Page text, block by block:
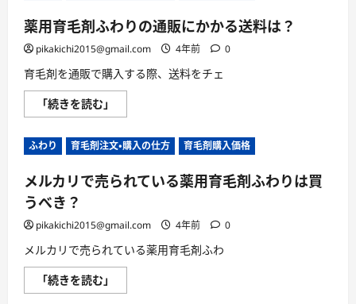
薬用育毛剤ふわりの通販にかかる送料は？
pikakichi2015@gmail.com 4年前 0
育毛剤を通販で購入する際、送料をチェ
「続きを読む」
用
毛
剤
ふ
り
の
に
か
る
送
は？
ふわり 育毛剤注文・購入の仕方 育毛剤購入価格
メルカリで売られている薬用育毛剤ふわりは買
うべき？
pikakichi2015@gmail.com 4年前 0
メルカリで売られている薬用育毛剤ふわ
「続きを読む」
ル